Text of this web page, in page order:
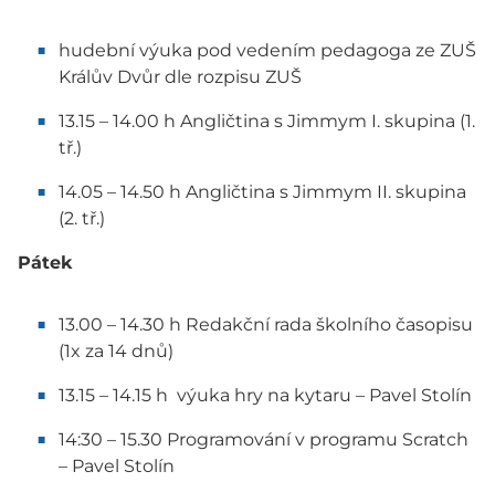
hudební výuka pod vedením pedagoga ze ZUŠ
Králův Dvůr dle rozpisu ZUŠ
13.15 – 14.00 h Angličtina s Jimmym I. skupina (1.
tř.)
14.05 – 14.50 h Angličtina s Jimmym II. skupina
(2. tř.)
Pátek
13.00 – 14.30 h Redakční rada školního časopisu
(1x za 14 dnů)
13.15 – 14.15 h výuka hry na kytaru – Pavel Stolín
14:30 – 15.30 Programování v programu Scratch
– Pavel Stolín